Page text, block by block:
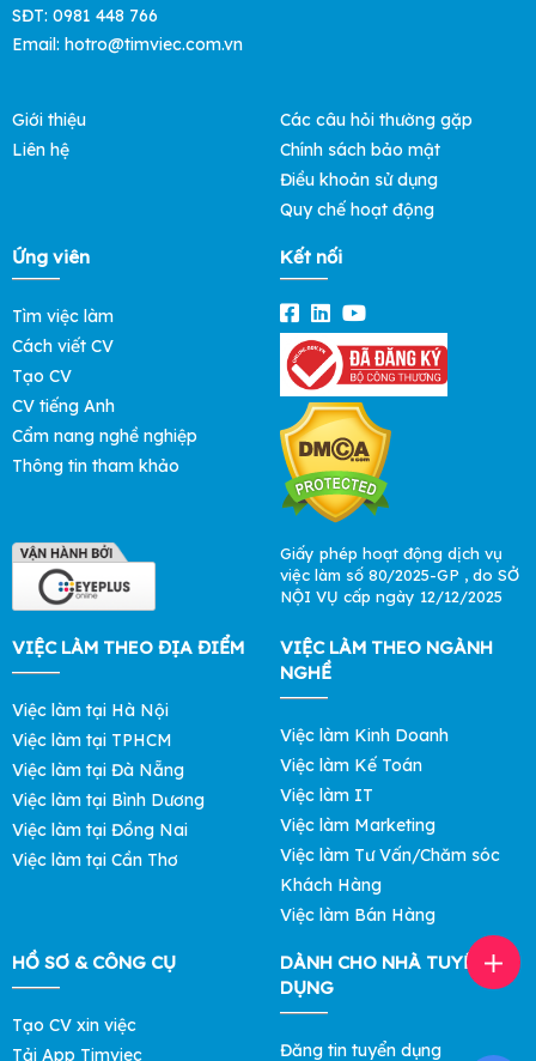
SĐT: 0981 448 766
Email: hotro@timviec.com.vn
Giới thiệu
Liên hệ
Các câu hỏi thường gặp
Chính sách bảo mật
Điều khoản sử dụng
Quy chế hoạt động
Ứng viên
Tìm việc làm
Cách viết CV
Tạo CV
CV tiếng Anh
Cẩm nang nghề nghiệp
Thông tin tham khảo
Kết nối
Giấy phép hoạt động dịch vụ
việc làm số 80/2025-GP , do SỞ
NỘI VỤ cấp ngày 12/12/2025
VIỆC LÀM THEO ĐỊA ĐIỂM
Việc làm tại Hà Nội
Việc làm tại TPHCM
Việc làm tại Đà Nẵng
Việc làm tại Bình Dương
Việc làm tại Đồng Nai
Việc làm tại Cần Thơ
VIỆC LÀM THEO NGÀNH
NGHỀ
Việc làm Kinh Doanh
Việc làm Kế Toán
Việc làm IT
Việc làm Marketing
Việc làm Tư Vấn/Chăm sóc
Khách Hàng
Việc làm Bán Hàng
HỒ SƠ & CÔNG CỤ
Tạo CV xin việc
Tải App Timviec
DÀNH CHO NHÀ TUYỂN
DỤNG
Đăng tin tuyển dụng